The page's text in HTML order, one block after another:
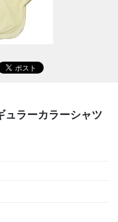
ラーカラーシャツ